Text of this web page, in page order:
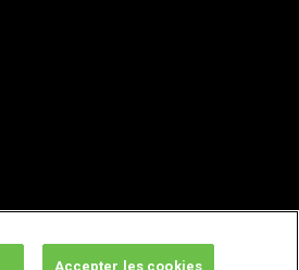
Accepter les cookies